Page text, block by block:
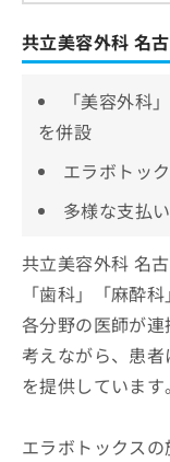
共立美容外科 名
「美容外科
を併設
エラボトッ
多様な支払
共立美容外科 名
「歯科」「麻酔
各分野の医師が
考えながら、患
を提供しています。
エラボトックス